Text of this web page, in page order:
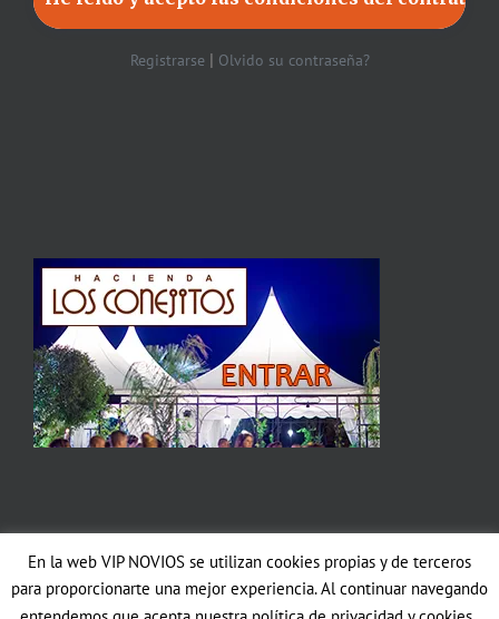
Registrarse| Olvido su contraseña?
Theme Fusion
En la web VIP NOVIOS se utilizan cookies propias y de terceros
para proporcionarte una mejor experiencia. Al continuar navegando